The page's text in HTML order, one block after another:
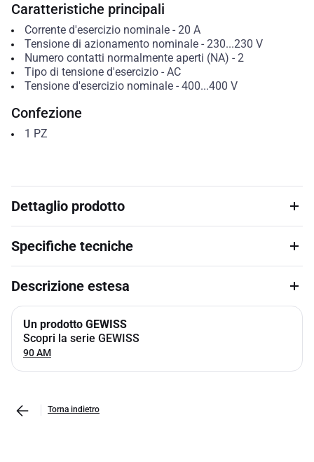
Caratteristiche principali
Corrente d'esercizio nominale- 20 A
Tensione di azionamento nominale- 230...230 V
Numero contatti normalmente aperti (NA) - 2
Tipo di tensione d'esercizio- AC
Tensione d'esercizio nominale- 400...400 V
Confezione
1 PZ
Dettaglio prodotto
Specifiche tecniche
Descrizione estesa
Un prodotto GEWISS
Scopri la serie GEWISS
90 AM
Torna indietro